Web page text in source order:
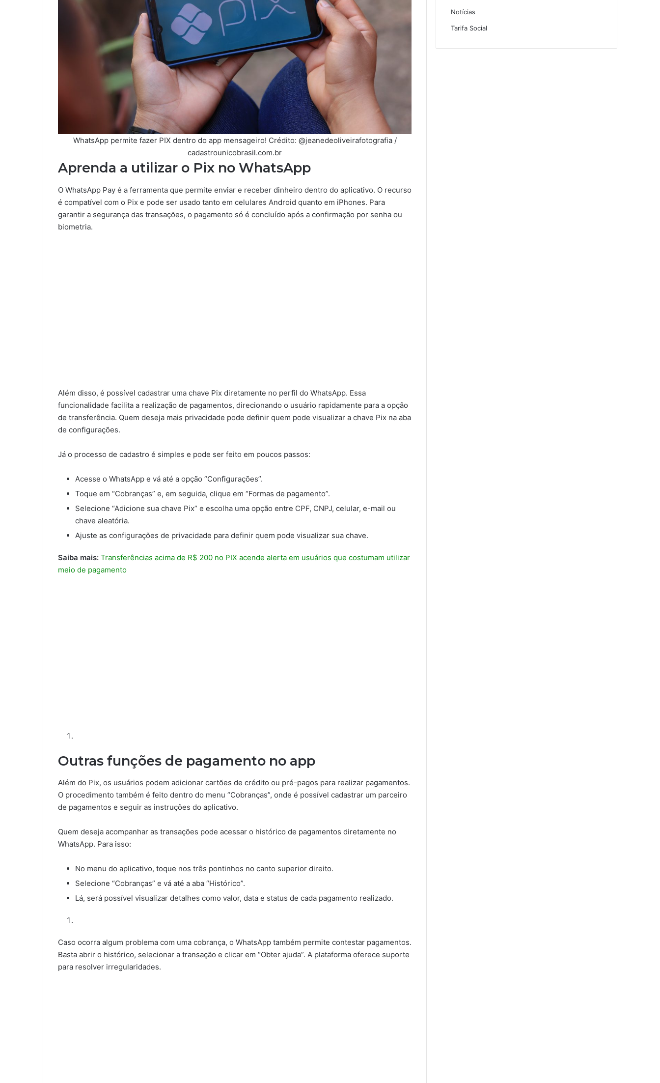
WhatsApp permite fazer PIX dentro do app mensageiro! Crédito: @jeanedeoliveirafotografia /
cadastrounicobrasil.com.br
Aprenda a utilizar o Pix no WhatsApp
O WhatsApp Pay é a ferramenta que permite enviar e receber dinheiro dentro do aplicativo. O recurso
é compatível com o Pix e pode ser usado tanto em celulares Android quanto em iPhones. Para
garantir a segurança das transações, o pagamento só é concluído após a confirmação por senha ou
biometria.
Além disso, é possível cadastrar uma chave Pix diretamente no perfil do WhatsApp. Essa
funcionalidade facilita a realização de pagamentos, direcionando o usuário rapidamente para a opção
de transferência. Quem deseja mais privacidade pode definir quem pode visualizar a chave Pix na aba
de configurações.
Já o processo de cadastro é simples e pode ser feito em poucos passos:
Acesse o WhatsApp e vá até a opção “Configurações”.
Toque em “Cobranças” e, em seguida, clique em “Formas de pagamento”.
Selecione “Adicione sua chave Pix” e escolha uma opção entre CPF, CNPJ, celular, e-mail ou
chave aleatória.
Ajuste as configurações de privacidade para definir quem pode visualizar sua chave.
Saiba mais: Transferências acima de R$ 200 no PIX acende alerta em usuários que costumam utilizar
meio de pagamento
Outras funções de pagamento no app
Além do Pix, os usuários podem adicionar cartões de crédito ou pré-pagos para realizar pagamentos.
O procedimento também é feito dentro do menu “Cobranças”, onde é possível cadastrar um parceiro
de pagamentos e seguir as instruções do aplicativo.
Quem deseja acompanhar as transações pode acessar o histórico de pagamentos diretamente no
WhatsApp. Para isso:
No menu do aplicativo, toque nos três pontinhos no canto superior direito.
Selecione “Cobranças” e vá até a aba “Histórico”.
Lá, será possível visualizar detalhes como valor, data e status de cada pagamento realizado.
Caso ocorra algum problema com uma cobrança, o WhatsApp também permite contestar pagamentos.
Basta abrir o histórico, selecionar a transação e clicar em “Obter ajuda”. A plataforma oferece suporte
para resolver irregularidades.
Notícias
Tarifa Social